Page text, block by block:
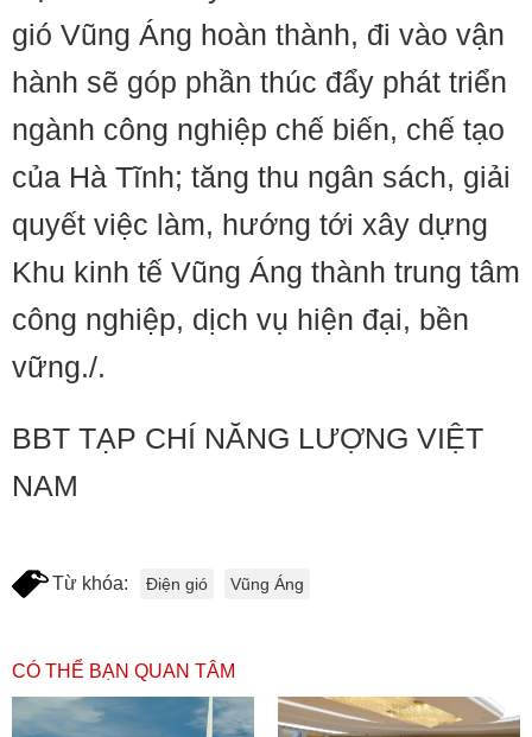
gió Vũng Áng hoàn thành, đi vào vận
hành sẽ góp phần thúc đẩy phát triển
ngành công nghiệp chế biến, chế tạo
của Hà Tĩnh; tăng thu ngân sách, giải
quyết việc làm, hướng tới xây dựng
Khu kinh tế Vũng Áng thành trung tâm
công nghiệp, dịch vụ hiện đại, bền
vững./.
BBT TẠP CHÍ NĂNG LƯỢNG VIỆT
NAM
Từ khóa: Điện gió Vũng Áng
CÓ THỂ BẠN QUAN TÂM